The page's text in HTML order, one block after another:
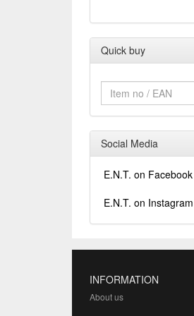
Quick buy
Social Media
E.N.T. on Facebook
E.N.T. on Instagram
INFORMATION
About us